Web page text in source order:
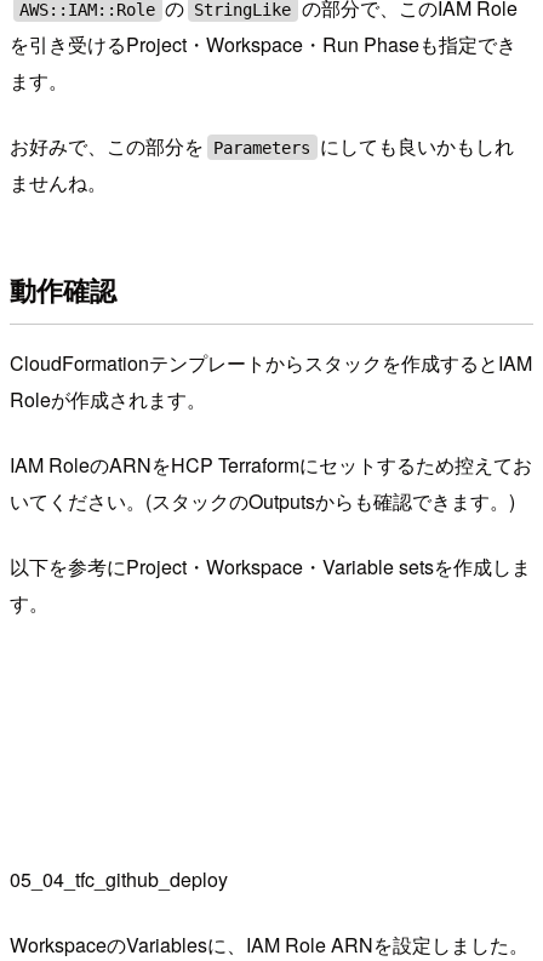
AWS::IAM::Role の StringLike の部分で、このIAM Role
を引き受けるProject・Workspace・Run Phaseも指定でき
ます。
お好みで、この部分を Parameters
にしても良いかもしれ
ませんね。
動作確認
CloudFormationテンプレートからスタックを作成するとIAM
Roleが作成されます。
IAM RoleのARNをHCP Terraformにセットするため控えてお
いてください。(スタックのOutputsからも確認できます。)
以下を参考にProject・Workspace・Variable setsを作成しま
す。
05_04_tfc_github_deploy
WorkspaceのVariablesに、IAM Role ARNを設定しました。